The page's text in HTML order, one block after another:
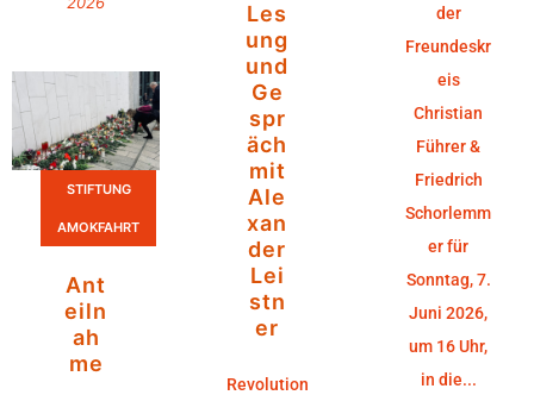
der
Freundeskr
eis
Christian
Führer &
Friedrich
Schorlemm
er für
Sonntag, 7.
Juni 2026,
um 16 Uhr,
in die...
Les
ung
und
Ge
spr
äch
mit
Ale
xan
der
Lei
stn
er
Revolution
STIFTUNG
AMOKFAHRT
Ant
eiln
ah
me